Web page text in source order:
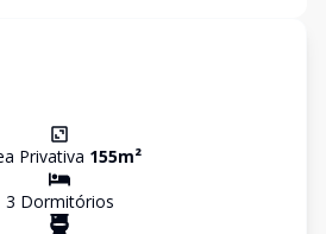
Privativa 155m²
3 Dormitórios